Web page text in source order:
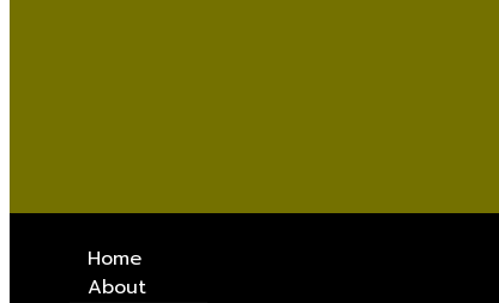
Home
About